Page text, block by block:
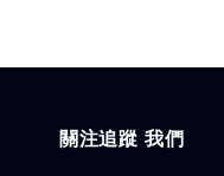
關注追蹤 我們